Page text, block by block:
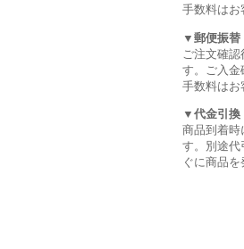
手数料はお
▼郵便振替
ご注文確
す。ご入金
手数料はお
▼代金引換
商品到着時
す。別途代
ぐに商品を